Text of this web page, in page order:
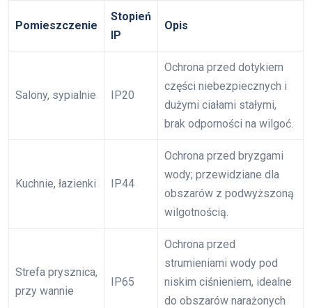
Pomieszczenie
Stopień
IP
Opis
Salony, sypialnie IP20
Ochrona przed dotykiem
części niebezpiecznych i
dużymi ciałami stałymi,
brak odporności na wilgoć.
Kuchnie, łazienki IP44
Ochrona przed bryzgami
wody; przewidziane dla
obszarów z podwyższoną
wilgotnością.
Strefa prysznica,
przy wannie
IP65
Ochrona przed
strumieniami wody pod
niskim ciśnieniem, idealne
do obszarów narażonych